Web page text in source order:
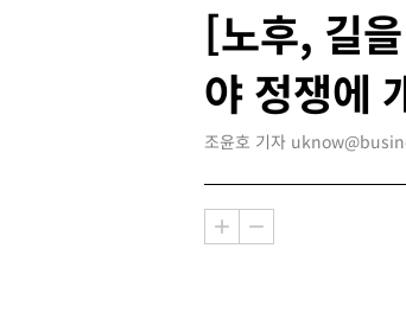
[노후, 길
야 정쟁에
조윤호 기자